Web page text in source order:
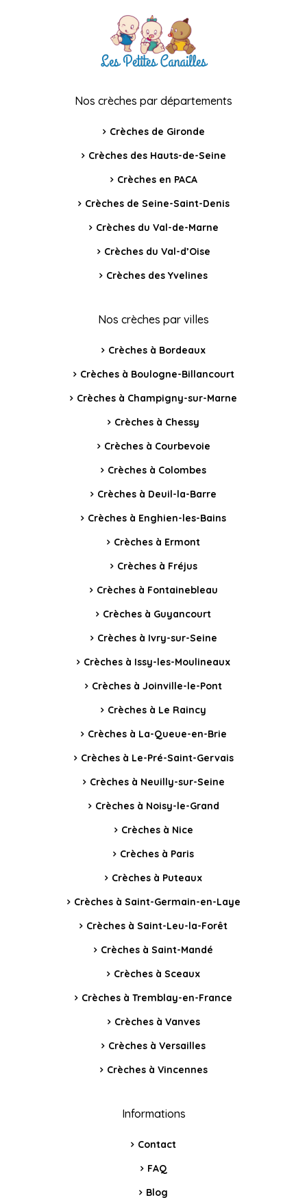
Nos crèches par départements
Crèches de Gironde
Crèches des Hauts-de-Seine
Crèches en PACA
Crèches de Seine-Saint-Denis
Crèches du Val-de-Marne
Crèches du Val-d’Oise
Crèches des Yvelines
Nos crèches par villes
Crèches à Bordeaux
Crèches à Boulogne-Billancourt
Crèches à Champigny-sur-Marne
Crèches à Chessy
Crèches à Courbevoie
Crèches à Colombes
Crèches à Deuil-la-Barre
Crèches à Enghien-les-Bains
Crèches à Ermont
Crèches à Fréjus
Crèches à Fontainebleau
Crèches à Guyancourt
Crèches à Ivry-sur-Seine
Crèches à Issy-les-Moulineaux
Crèches à Joinville-le-Pont
Crèches à Le Raincy
Crèches à La-Queue-en-Brie
Crèches à Le-Pré-Saint-Gervais
Crèches à Neuilly-sur-Seine
Crèches à Noisy-le-Grand
Crèches à Nice
Crèches à Paris
Crèches à Puteaux
Crèches à Saint-Germain-en-Laye
Crèches à Saint-Leu-la-Forêt
Crèches à Saint-Mandé
Crèches à Sceaux
Crèches à Tremblay-en-France
Crèches à Vanves
Crèches à Versailles
Crèches à Vincennes
Informations
Contact
FAQ
Blog